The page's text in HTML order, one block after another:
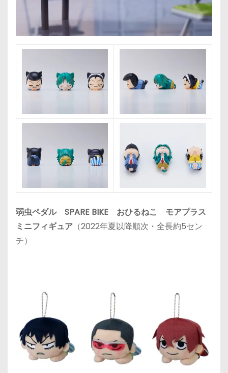
弱虫ペダル SPARE BIKE おひるねこ モアプラス
ミニフィギュア （2022年夏以降順次・全長約5セン
チ）